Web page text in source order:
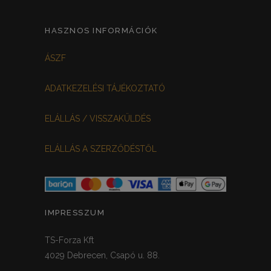
HASZNOS INFORMÁCIÓK
ÁSZF
ADATKEZELÉSI TÁJÉKOZTATÓ
ELÁLLÁS / VISSZAKÜLDÉS
ELÁLLÁS A SZERZŐDÉSTŐL
IMPRESSZUM
TS-Forza Kft
4029 Debrecen, Csapó u. 88.